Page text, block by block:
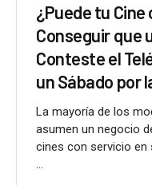
¿Puede tu Cine
Conseguir que
Conteste el
un Sábado por
La mayoría de los
asumen un negocio
cines con servicio
...